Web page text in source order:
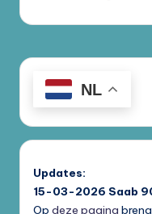
NL
Updates:
15-03-2026 Saab
Op deze pagina